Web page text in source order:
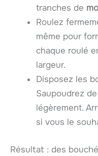
tranches de
Roulez
même pour
chaque roulé
largeur.
Disposez les
Saupoudrez
légèrement.
si vous le
Résultat : des